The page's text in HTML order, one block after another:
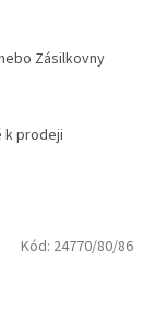
Zásilkovny
k prodeji
Kód: 24770/80/86